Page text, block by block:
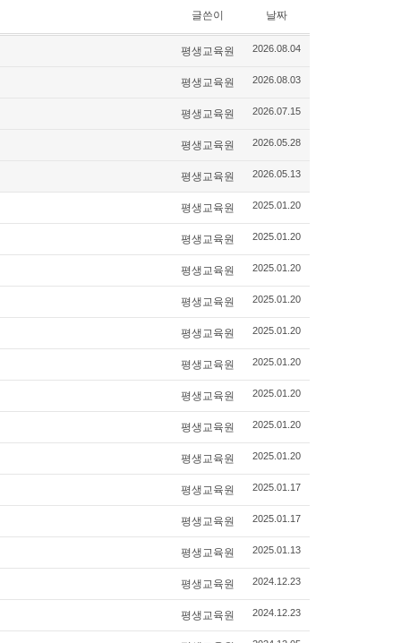
글쓴이 날짜
평생교육원 2026.08.04
평생교육원 2026.08.03
평생교육원 2026.07.15
평생교육원 2026.05.28
평생교육원 2026.05.13
평생교육원 2025.01.20
평생교육원 2025.01.20
평생교육원 2025.01.20
평생교육원 2025.01.20
평생교육원 2025.01.20
평생교육원 2025.01.20
평생교육원 2025.01.20
평생교육원 2025.01.20
평생교육원 2025.01.20
평생교육원 2025.01.17
평생교육원 2025.01.17
평생교육원 2025.01.13
평생교육원 2024.12.23
평생교육원 2024.12.23